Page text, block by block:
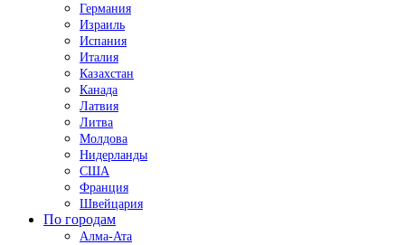
Германия
Израиль
Испания
Италия
Казахстан
Канада
Латвия
Литва
Молдова
Нидерланды
США
Франция
Швейцария
По городам
Алма-Ата